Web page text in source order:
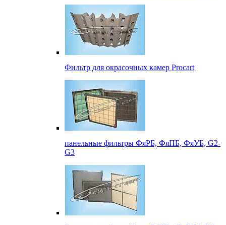
Фильтр для окрасочных камер Procart
панельные фильтры ФяРБ, ФяПБ, ФяУБ, G2-
G3